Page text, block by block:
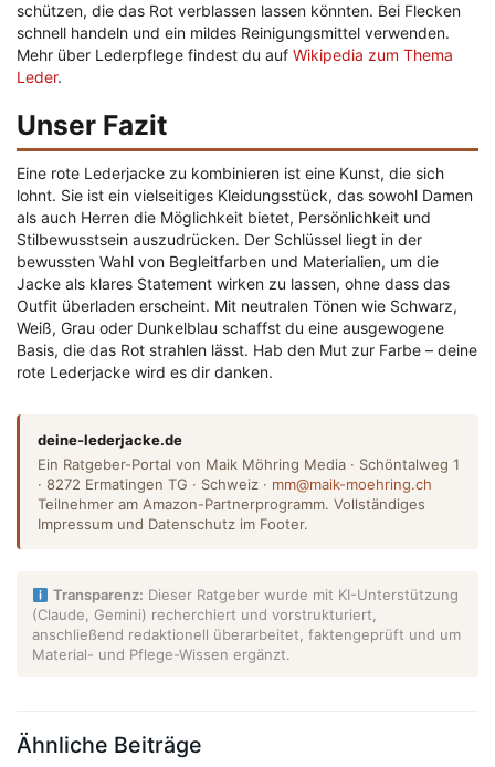
schützen, die das Rot verblassen lassen könnten. Bei Flecken
schnell handeln und ein mildes Reinigungsmittel verwenden.
Mehr über Lederpflege findest du auf Wikipedia zum Thema
Leder.
Unser Fazit
Eine rote Lederjacke zu kombinieren ist eine Kunst, die sich
lohnt. Sie ist ein vielseitiges Kleidungsstück, das sowohl Damen
als auch Herren die Möglichkeit bietet, Persönlichkeit und
Stilbewusstsein auszudrücken. Der Schlüssel liegt in der
bewussten Wahl von Begleitfarben und Materialien, um die
Jacke als klares Statement wirken zu lassen, ohne dass das
Outfit überladen erscheint. Mit neutralen Tönen wie Schwarz,
Weiß, Grau oder Dunkelblau schaffst du eine ausgewogene
Basis, die das Rot strahlen lässt. Hab den Mut zur Farbe – deine
rote Lederjacke wird es dir danken.
deine-lederjacke.de
Ein Ratgeber-Portal von Maik Möhring Media · Schöntalweg 1
· 8272 Ermatingen TG · Schweiz · mm@maik-moehring.ch
Teilnehmer am Amazon-Partnerprogramm. Vollständiges
Impressum und Datenschutz im Footer.
Transparenz: Dieser Ratgeber wurde mit KI-Unterstützung
(Claude, Gemini) recherchiert und vorstrukturiert,
anschließend redaktionell überarbeitet, faktengeprüft und um
Material- und Pflege-Wissen ergänzt.
Ähnliche Beiträge